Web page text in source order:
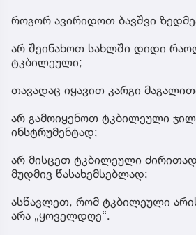
როგორ ავირიდოთ ბავშვი
არ შეინახოთ სახლში დიდი
ტკბილეული;
თავადაც იყავით კარგი
არ გამოიყენოთ ტკბილეული
ინსტრუმენტად;
არ მისცეთ ტკბილეული
მუდმივ წასახემსებლად;
ასწავლეთ, რომ ტკბილეული
არა „ყოველდღე“.